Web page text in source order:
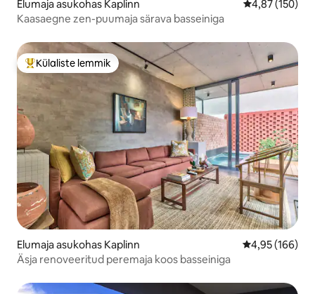
Elumaja asukohas Kaplinn Keskmine
4,87 (150)
Kaasaegne zen-puumaja särava basseiniga
Külaliste suur lemmik
Külaliste lemmik
Elumaja asukohas Kaplinn Keskmine
4,95 (166)
Äsja renoveeritud peremaja koos basseiniga